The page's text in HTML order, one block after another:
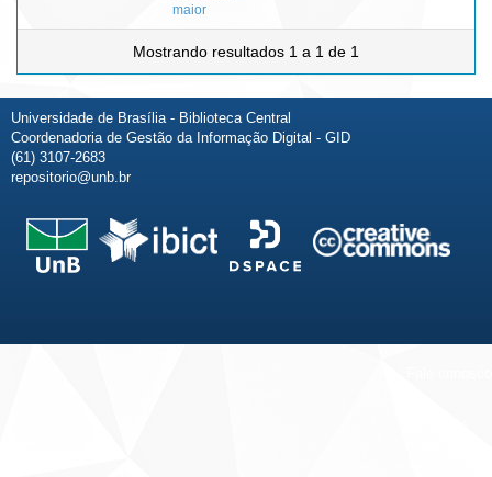
maior
Mostrando resultados 1 a 1 de 1
Universidade de Brasília - Biblioteca Central
Coordenadoria de Gestão da Informação Digital - GID
(61) 3107-2683
repositorio@unb.br